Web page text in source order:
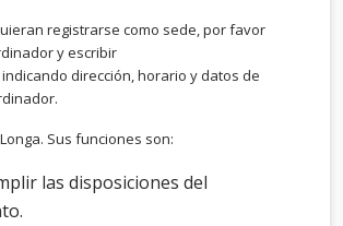
registrarse como sede, por favor
y escribir
indicando dirección, horario y datos de
Sus funciones son:
las disposiciones del